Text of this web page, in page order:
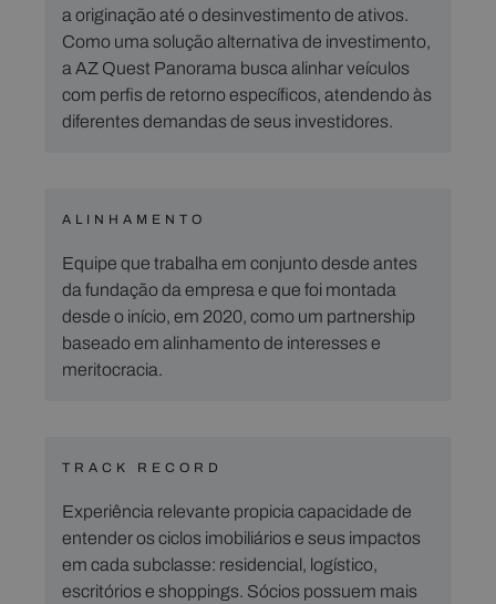
a originação até o desinvestimento de ativos.
Como uma solução alternativa de investimento,
a AZ Quest Panorama busca alinhar veículos
com perfis de retorno específicos, atendendo às
diferentes demandas de seus investidores.
ALINHAMENTO
Equipe que trabalha em conjunto desde antes
da fundação da empresa e que foi montada
desde o início, em 2020, como um partnership
baseado em alinhamento de interesses e
meritocracia.
TRACK RECORD
Experiência relevante propicia capacidade de
entender os ciclos imobiliários e seus impactos
em cada subclasse: residencial, logístico,
escritórios e shoppings. Sócios possuem mais